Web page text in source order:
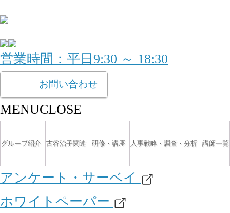
営業時間：平日9:30 ～ 18:30
お問い合わせ
MENUCLOSE
グループ紹介 古谷治子関連 研修・講座 人事戦略・調査・分析 講師一覧
アンケート・サーベイ
ホワイトペーパー